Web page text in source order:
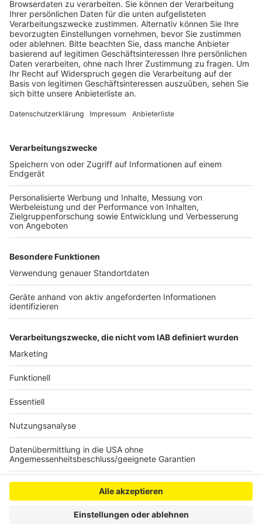
Anzeige
1.000 Personen nur einzelne Gruppen unterwegs.
Veröffentlicht:Samstag, 16.05.2020 23:14
Anzeige
Ansammlungen von Menschen aufgefallen, sagte eine
fanden sich insgesamt etwa 300 Menschen ein, 200
davon waren zu einer linken Demonstration gegen
Verschwörungstheorien angemeldet. Bei 100 weiteren
Teilnehmern sei die Zuordnung schwierig gewesen, so
die Sprecherin. Die Einsatzkräfte musste auf dem
Roncalliplatz Versammlungsteilnehmer mehrfach auf
das Abstandsgebot hinweisen. Bis auf eine
Körperverletzung geprüft werde, habe es keine
Zwischenfälle gegeben. Rund 300 Beamte waren
zusätzlich im Einsatz, um die Situation zu überwachen.
Die Versammlung auf dem Heumarkt verlief ohne
besondere Vorkommnisse.
Anzeige
Anzeige